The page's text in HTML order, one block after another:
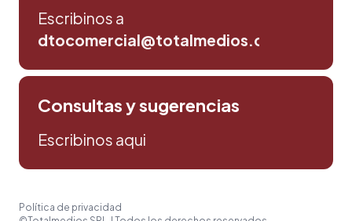
Escribinos a
dtocomercial@totalmedios.com
Consultas y sugerencias
Escribinos aqui
Política de privacidad